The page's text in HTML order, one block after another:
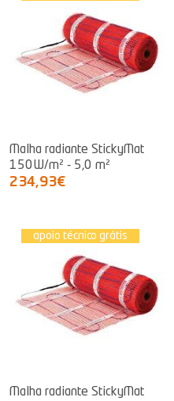
Malha radiante StickyMat
150W/m² - 5,0 m²
234,93€
apoio técnico grátis
Malha radiante StickyMat